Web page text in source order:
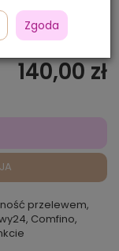
140,00 zł
przelewem,
Comfino,
Zgoda